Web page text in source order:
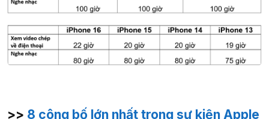
>> 8 công bố lớn nhất trong sự kiện Apple